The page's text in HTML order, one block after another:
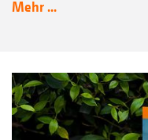
Mehr ...